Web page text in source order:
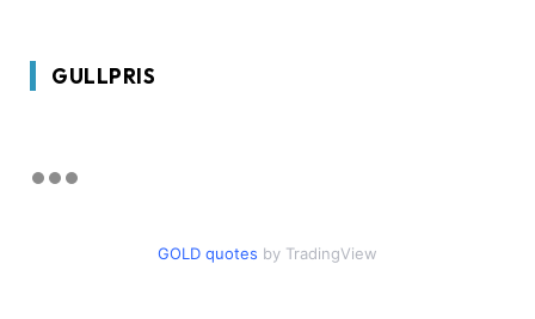
GULLPRIS
GOLD quotes by TradingView